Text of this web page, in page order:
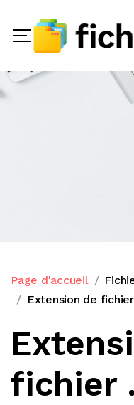
Page d'accueil
Extension de
fichier